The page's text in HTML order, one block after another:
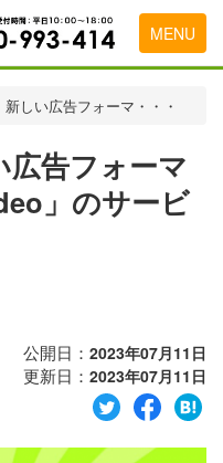
MENU
新しい広告フォーマ・・・
広告フォーマ
」のサービ
公開日： 2023年07月11日
更新日： 2023年07月11日